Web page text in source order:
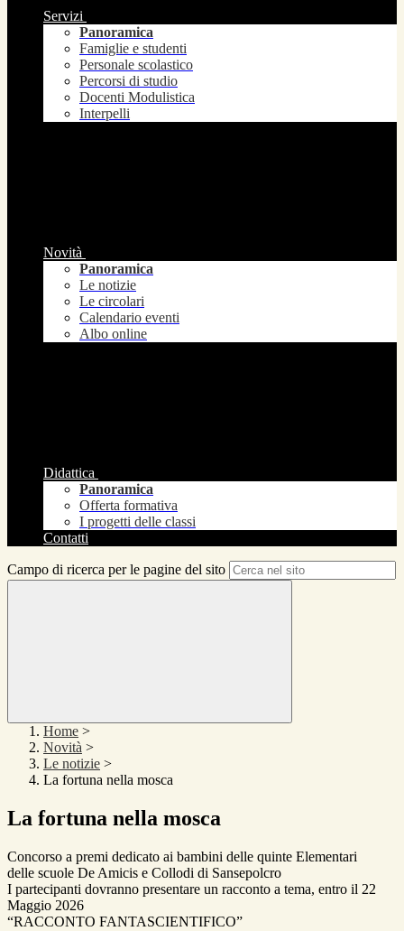
Servizi
Panoramica
Famiglie e studenti
Personale scolastico
Percorsi di studio
Docenti Modulistica
Interpelli
Novità
Panoramica
Le notizie
Le circolari
Calendario eventi
Albo online
Didattica
Panoramica
Offerta formativa
I progetti delle classi
Contatti
Campo di ricerca per le pagine del sito
Home >
Novità >
Le notizie >
La fortuna nella mosca
La fortuna nella mosca
Concorso a premi dedicato ai bambini delle quinte Elementari
delle scuole De Amicis e Collodi di Sansepolcro
I partecipanti dovranno presentare un racconto a tema, entro il 22
Maggio 2026
“RACCONTO FANTASCIENTIFICO”